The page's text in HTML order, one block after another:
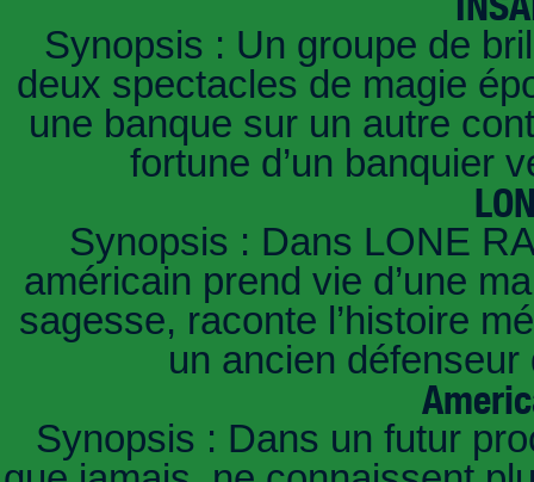
Synopsis : Un groupe de
deux spectacles de magie
une banque sur un autre
fortune d’un banquier
Synopsis : Dans LONE
américain prend vie d’une
sagesse, raconte l’histoire
un ancien
Synopsis : Dans un futur